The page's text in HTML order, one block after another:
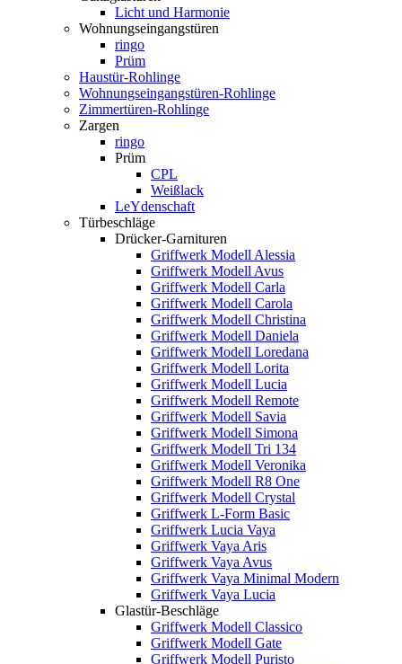
Licht und Harmonie
Wohnungseingangstüren
ringo
Prüm
Haustür-Rohlinge
Wohnungseingangstüren-Rohlinge
Zimmertüren-Rohlinge
Zargen
ringo
Prüm
CPL
Weißlack
LeYdenschaft
Türbeschläge
Drücker-Garnituren
Griffwerk Modell Alessia
Griffwerk Modell Avus
Griffwerk Modell Carla
Griffwerk Modell Carola
Griffwerk Modell Christina
Griffwerk Modell Daniela
Griffwerk Modell Loredana
Griffwerk Modell Lorita
Griffwerk Modell Lucia
Griffwerk Modell Remote
Griffwerk Modell Savia
Griffwerk Modell Simona
Griffwerk Modell Tri 134
Griffwerk Modell Veronika
Griffwerk Modell R8 One
Griffwerk Modell Crystal
Griffwerk L-Form Basic
Griffwerk Lucia Vaya
Griffwerk Vaya Aris
Griffwerk Vaya Avus
Griffwerk Vaya Minimal Modern
Griffwerk Vaya Lucia
Glastür-Beschläge
Griffwerk Modell Classico
Griffwerk Modell Gate
Griffwerk Modell Puristo